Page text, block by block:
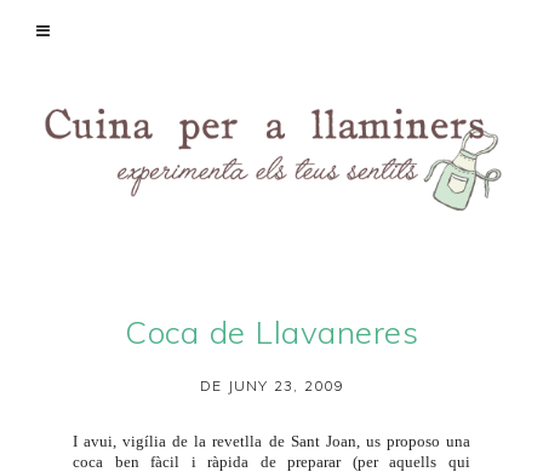
Coca de Llavaneres
DE JUNY 23, 2009
I avui, vigília de la revetlla de Sant Joan, us proposo una
coca ben fàcil i ràpida de preparar (per aquells qui